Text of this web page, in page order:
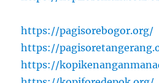
https://pagisorebogor.org/
https://
https://